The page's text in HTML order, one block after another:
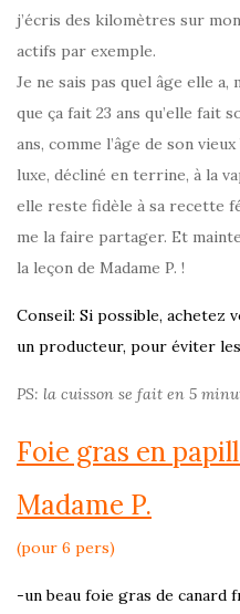
j’écris des kilomètres sur
actifs par exemple.
Je ne sais pas quel âge elle a,
que ça fait 23 ans qu’elle fait
ans, comme l’âge de son
luxe, décliné en terrine, à la
elle reste fidèle à sa recette
me la faire partager. Et
la leçon de Madame P. !
Conseil: Si possible, achetez
un producteur, pour éviter
PS: la cuisson se fait en 5
Foie gras en
Madame P.
(pour 6 pers)
-un beau foie gras de canard